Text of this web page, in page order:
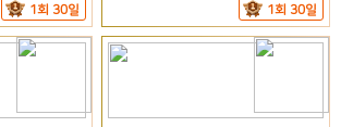
1회 30일 1회 30일